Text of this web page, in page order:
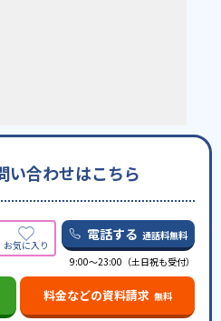
い合わせはこちら
電話する 通話料無料
9:00～23:00（土日祝も受付）
料金などの資料請求 無料